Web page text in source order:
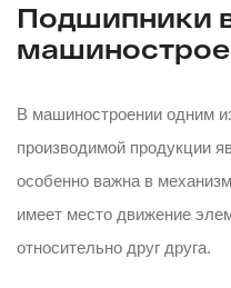
Подшипники
В машиностроении одним
производимой продукции
особенно важна в
имеет место движение
относительно друг друга.